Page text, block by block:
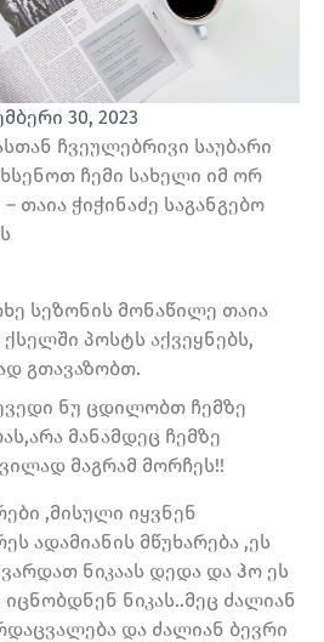
30, 2023
ჩვეულებრივი საუბარი
ჩემი სახელი იმ ორ
თაია ჭიჭინაძე საგანგებო
სეზონის მონაწილე თაია
პოსტს აქვეყნებს,
გთავაზობთ.
ნუ ცდილობთ ჩემზე
მანამდეც ჩემზე
მაგრამ მორჩეს!!
,მისული იყვნენ
ადამიანის მწუხარება ,ეს
ნიკაას დედა და ჰო ეს
იცნობდნენ ნიკას..მეც ძალიან
და ძალიან ბევრი